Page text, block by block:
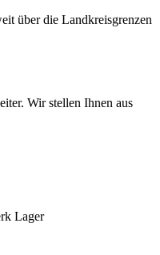
über die Landkreisgrenzen
Wir stellen Ihnen aus